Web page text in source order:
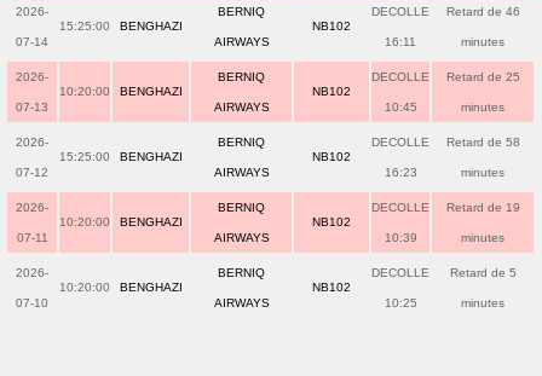
2026-
07-14
15:25:00 BENGHAZI
BERNIQ
AIRWAYS
NB102
DECOLLE
16:11
Retard de 46
minutes
2026-
07-13
10:20:00 BENGHAZI
BERNIQ
AIRWAYS
NB102
DECOLLE
10:45
Retard de 25
minutes
2026-
07-12
15:25:00 BENGHAZI
BERNIQ
AIRWAYS
NB102
DECOLLE
16:23
Retard de 58
minutes
2026-
07-11
10:20:00 BENGHAZI
BERNIQ
AIRWAYS
NB102
DECOLLE
10:39
Retard de 19
minutes
2026-
07-10
10:20:00 BENGHAZI
BERNIQ
AIRWAYS
NB102
DECOLLE
10:25
Retard de 5
minutes